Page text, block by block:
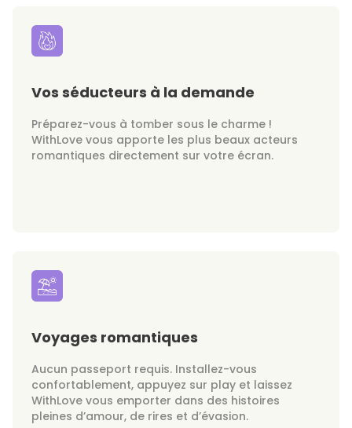
Vos séducteurs à la demande
Préparez-vous à tomber sous le charme !
WithLove vous apporte les plus beaux acteurs
romantiques directement sur votre écran.
Voyages romantiques
Aucun passeport requis. Installez-vous
confortablement, appuyez sur play et laissez
WithLove vous emporter dans des histoires
pleines d’amour, de rires et d’évasion.